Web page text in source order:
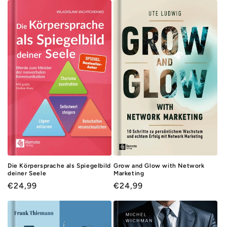
Die Körpersprache als Spiegelbild
deiner Seele
Normaler
€24,99
Grow and Glow with Network
Marketing
Normaler
€24,99